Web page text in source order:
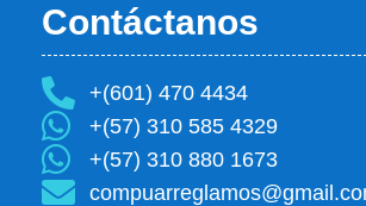
Contáctanos
+(601) 470 4434
+(57) 310 585 4329
+(57) 310 880 1673